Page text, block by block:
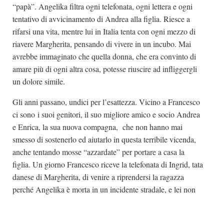
“papà”. Angelika filtra ogni telefonata, ogni lettera e ogni
tentativo di avvicinamento di Andrea alla figlia. Riesce a
rifarsi una vita, mentre lui in Italia tenta con ogni mezzo di
riavere Margherita, pensando di vivere in un incubo. Mai
avrebbe immaginato che quella donna, che era convinto di
amare più di ogni altra cosa, potesse riuscire ad infliggergli
un dolore simile.
Gli anni passano, undici per l’esattezza. Vicino a Francesco
ci sono i suoi genitori, il suo migliore amico e socio Andrea
e Enrica, la sua nuova compagna, che non hanno mai
smesso di sostenerlo ed aiutarlo in questa terribile vicenda,
anche tentando mosse “azzardate” per portare a casa la
figlia. Un giorno Francesco riceve la telefonata di Ingrid, tata
danese di Margherita, di venire a riprendersi la ragazza
perché Angelika è morta in un incidente stradale, e lei non